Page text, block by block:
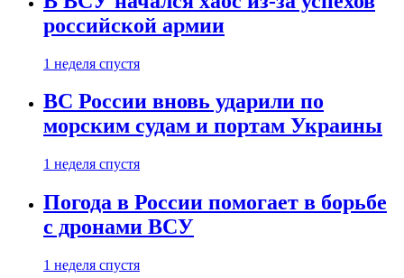
российской армии
1 неделя спустя
ВС России вновь ударили по
морским судам и портам Украины
1 неделя спустя
Погода в России помогает в борьбе
с дронами ВСУ
1 неделя спустя